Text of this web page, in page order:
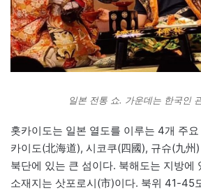
일본 전통 쇼. 가운데는 한국인
홋카이도는 일본 열도를 이루는 4개 주
카이도(北海道), 시코쿠(四國), 규슈(九州
북단에 있는 큰 섬이다. 북해도는 지방에
소재지는 삿포로시(市)이다. 북위 41-45